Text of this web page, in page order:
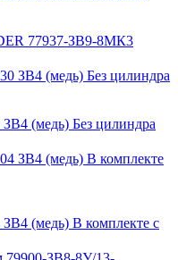
77937-ЗВ9-8МК3
(медь) Без цилиндра
(медь) В комплекте с